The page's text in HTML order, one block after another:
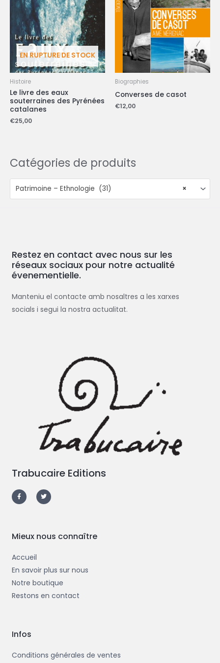
EN RUPTURE DE STOCK
Histoire
Le livre des eaux
souterraines des Pyrénées
catalanes
€25,00
Biographies
Converses de casot
€12,00
Catégories de produits
×
Patrimoine – Ethnologie (31)
Restez en contact avec nous sur les
réseaux sociaux pour notre actualité
évenementielle.
Manteniu el contacte amb nosaltres a les xarxes
socials i segui la nostra actualitat.
Trabucaire Editions
a
c
e
-
f
w
i
t
Mieux nous connaître
Accueil
En savoir plus sur nous
Notre boutique
Restons en contact
Infos
Conditions générales de ventes